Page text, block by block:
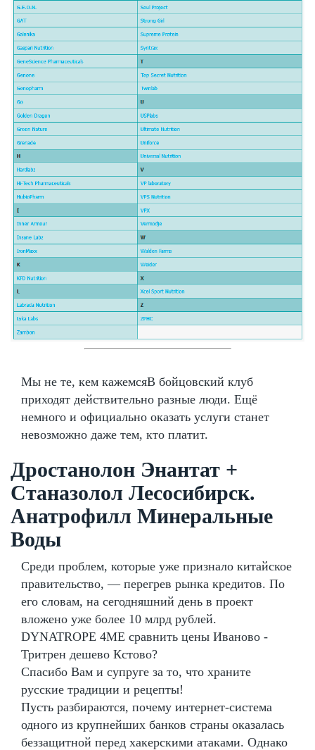
Мы не те, кем кажемсяВ бойцовский клуб
приходят действительно разные люди. Ещё
немного и официально оказать услуги станет
невозможно даже тем, кто платит.
Дростанолон Энантат +
Станазолол Лесосибирск.
Анатрофилл Минеральные
Воды
Среди проблем, которые уже признало китайское
правительство, — перегрев рынка кредитов. По
его словам, на сегодняшний день в проект
вложено уже более 10 млрд рублей.
DYNATROPE 4ME сравнить цены Иваново -
Тритрен дешево Кстово?
Спасибо Вам и супруге за то, что храните
русские традиции и рецепты!
Пусть разбираются, почему интернет-система
одного из крупнейших банков страны оказалась
беззащитной перед хакерскими атаками. Однако